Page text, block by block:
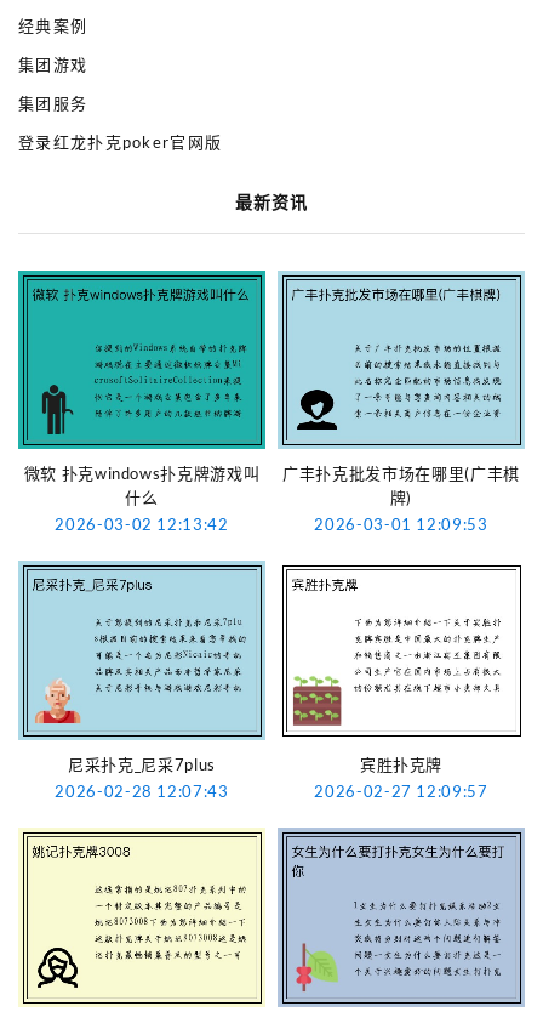
经典案例
集团游戏
集团服务
登录红龙扑克poker官网版
最新资讯
微软 扑克windows扑克牌游戏叫
什么
2026-03-02 12:13:42
广丰扑克批发市场在哪里(广丰棋
牌)
2026-03-01 12:09:53
尼采扑克_尼采7plus
2026-02-28 12:07:43
宾胜扑克牌
2026-02-27 12:09:57